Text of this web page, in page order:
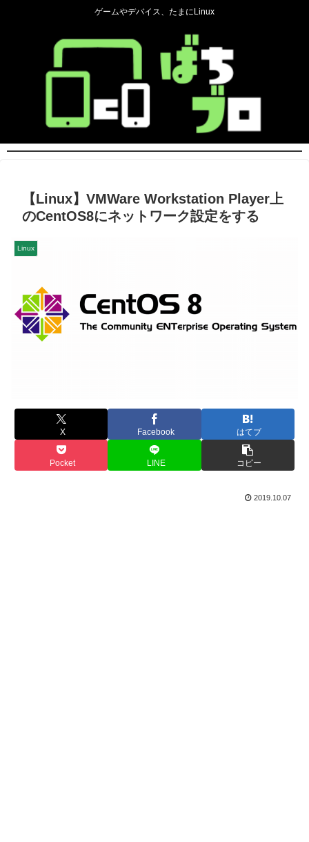
ゲームやデバイス、たまにLinux
【Linux】VMWare Workstation Player上
のCentOS8にネットワーク設定をする
Linux
X Facebook はてブ
Pocket LINE コピー
2019.10.07